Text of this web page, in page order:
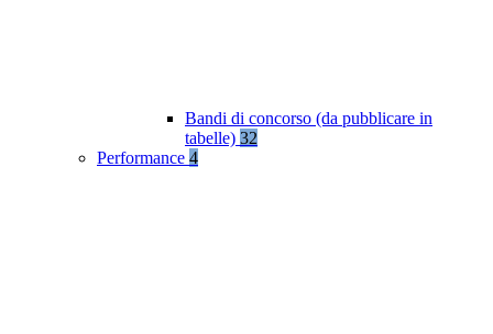
Bandi di concorso (da pubblicare in
tabelle) 32
Performance 4